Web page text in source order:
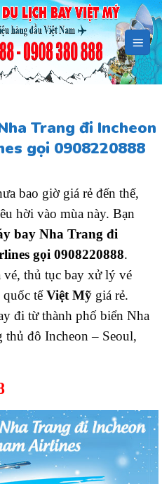
Trang đi Incheon
gọi 0908220888
bao giờ giá rẻ đến thế,
hời vào mùa này. Bạn
bay Nha Trang đi
gọi 0908220888.
thủ tục bay xử lý vé
tếViệt Mỹ giá rẻ.
đi từ thành phố biển Nha
thủ đô Incheon – Seoul,